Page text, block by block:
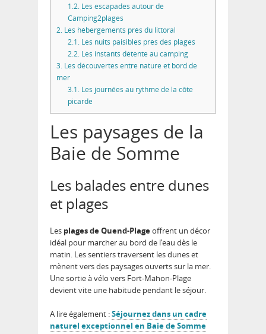
1.2.Les escapades autour de
Camping2plages
2. Les hébergements près du littoral
2.1.Les nuits paisibles près des plages
2.2.Les instants détente au camping
3. Les découvertes entre nature et bord de
mer
3.1.Les journées au rythme de la côte
picarde
Les paysages de la
Baie de Somme
Les balades entre dunes
et plages
Les plages de Quend-Plageoffrent un décor
idéal pour marcher au bord de l’eau dès le
matin. Les sentiers traversent les dunes et
mènent vers des paysages ouverts sur la mer.
Une sortie à vélo vers Fort-Mahon-Plage
devient vite une habitude pendant le séjour.
A lire également :Séjournez dans un cadre
naturel exceptionnel en Baie de Somme